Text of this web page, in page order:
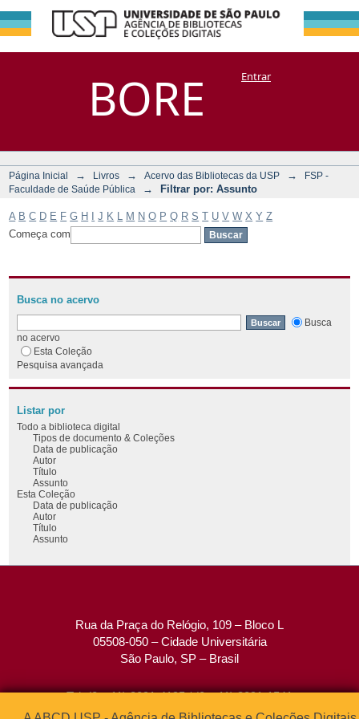
BORE
Filtrar por:
Assunto
DSpace/Manakin + CoriscoEntrar
Página Inicial → Livros → Acervo das Bibliotecas da USP →
FSP -
Faculdade de Saúde Pública
→ Filtrar por: Assunto
A B C D E F G H J K M N O P Q R S T U V W X Y Z
Começa com
Busca no acervo
Busca
no acervo
Esta Coleção
Pesquisa avançada
Listar por
Todo a biblioteca digital
Tipos de documento & Coleções
Data de publicação
Autor
Título
Assunto
Esta Coleção
Data de publicação
Autor
Título
Assunto
Rua da Praça do Relógio, 109 – Bloco L
05508-050 – Cidade Universitária
São Paulo, SP – Brasil
Tel: (0xx11) 3091-4195 / (0xx11) 3091-1541
Fax: (0xx11) 3091-1567